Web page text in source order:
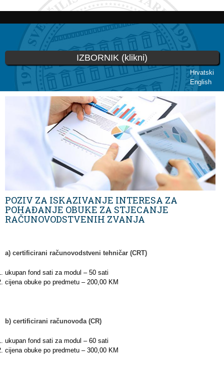
Skoči
glavni
sadržaj
Hrvatski
English
IZBORNIK (klikni)
Vi ste ovdje
POZIV ZA ISKAZIVANJE INTERESA ZA
POHAĐANJE OBUKE ZA STJECANJE
RAČUNOVODSTVENIH ZVANJA
a) certificirani računovodstveni tehničar (CRT)
ukupan fond sati za modul – 50 sati
cijena obuke po predmetu – 200,00 KM
b) certificirani računovođa (CR)
ukupan fond sati za modul – 60 sati
cijena obuke po predmetu – 300,00 KM